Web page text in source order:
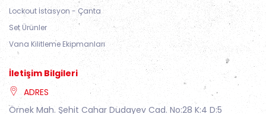
Lockout İstasyon - Çanta
Set Ürünler
Vana Kilitleme Ekipmanları
İletişim Bilgileri
ADRES
Örnek Mah. Şehit Cahar Dudayev Cad. No:28 K:4 D:5